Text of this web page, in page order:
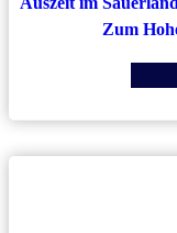
Zum